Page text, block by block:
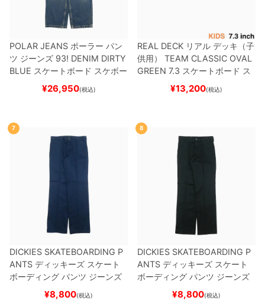
POLAR JEANS ポーラー パン
ツ ジーンズ 93! DENIM DIRTY
BLUE スケートボード スケボー
¥26,950(税込)
REAL DECK リアル デッキ（子
供用）
TEAM CLASSIC OVAL
GREEN 7.3 スケートボード ス
¥13,200(税込)
7
DICKIES SKATEBOARDING P
ANTS ディッキーズ スケート
ボーディング パンツ ジーンズ
SLIM FIT 30 LENGTH
スケートボード スケボ
¥8,800(税込)
8
DICKIES SKATEBOARDING P
ANTS ディッキーズ スケート
ボーディング パンツ ジーンズ
SLIM FIT 30 LENGTH
スケートボード スケボー
¥8,800(税込)